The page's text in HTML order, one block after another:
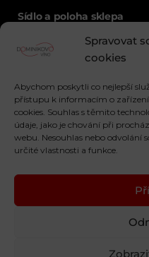
Spravovat
cookies
Abychom poskytli co nejlepší
přístupu k informacím o
cookies. Souhlas s těmito
údaje, jako je chování při
webu. Nesouhlas nebo odvolání
určité vlastnosti a funkce.
Sídlo a poloha sklepa
69103 Rakvice